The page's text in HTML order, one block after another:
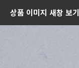
상품 이미지 새창 보기